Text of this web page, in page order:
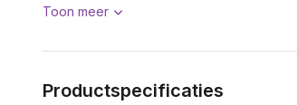
Toon meer
Productspecificaties